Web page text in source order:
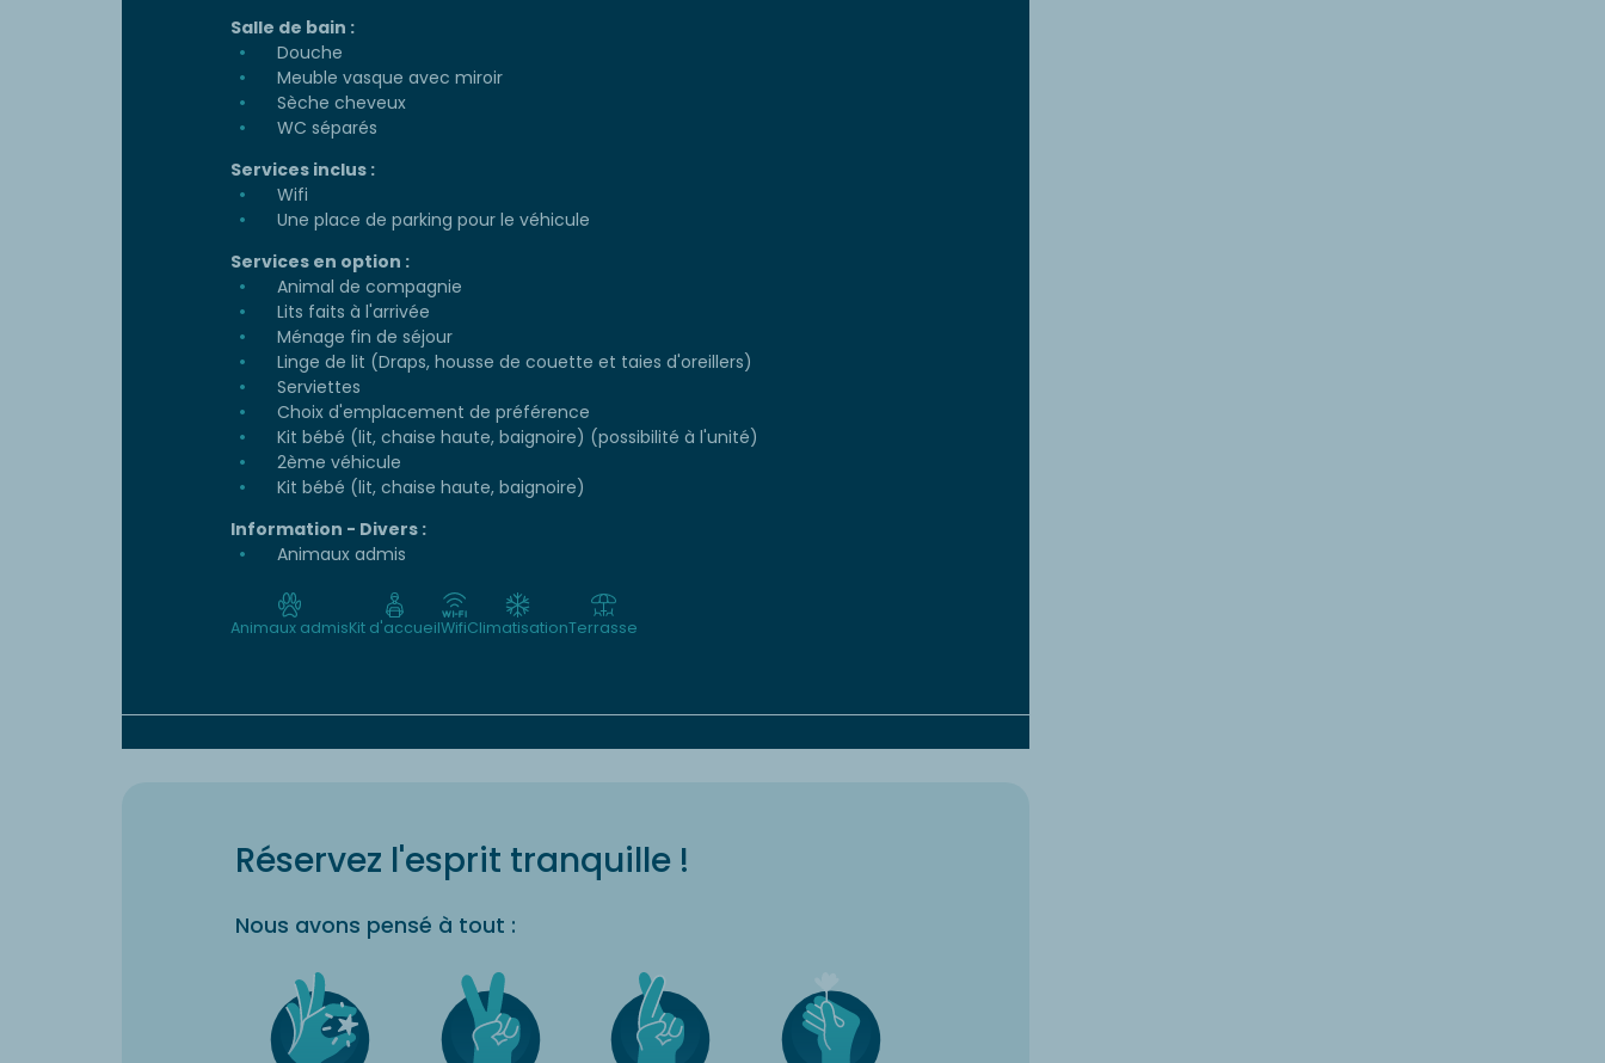
Salle de bain :
Douche
Meuble vasque avec miroir
Sèche cheveux
WC séparés
Services inclus :
Wifi
Une place de parking pour le véhicule
Services en option :
Animal de compagnie
Lits faits à l'arrivée
Ménage fin de séjour
Linge de lit (Draps, housse de couette et taies d'oreillers)
Serviettes
Choix d'emplacement de préférence
Kit bébé (lit, chaise haute, baignoire) (possibilité à l'unité)
2ème véhicule
Kit bébé (lit, chaise haute, baignoire)
Information - Divers :
Animaux admis
Animaux admisKit d'accueilWifiClimatisationTerrasse
Réservez l'esprit tranquille !
Nous avons pensé à tout :